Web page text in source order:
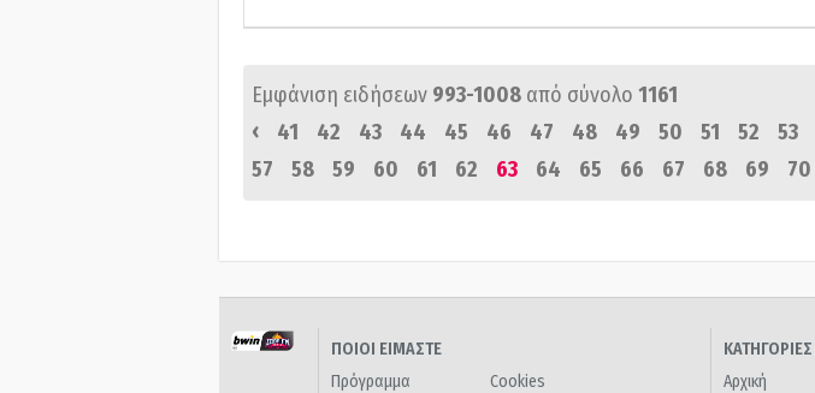
Εμφάνιση ειδήσεων 993-1008 από σύνολο 1161
‹
41 42 43 44 45 46 47 48 49 50 51 52 53
57
58 59 60 61 62 63 64 65 66 67 68 69 70
ΠΟΙΟΙ ΕΙΜΑΣΤΕ
Πρόγραμμα
Cookies
ΚΑΤΗΓΟΡΙΕΣ
Αρχική